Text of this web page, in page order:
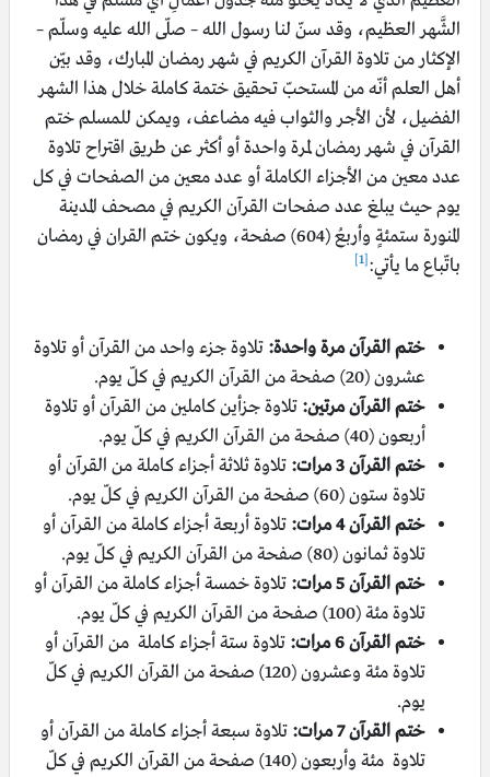
الشَّهر العظيم، وقد سنّ لنا رسول الله – صلّى الله عليه وسلّم –
الإكثار من تلاوة القرآن الكريم في شهر رمضان المبارك، وقد بيّن
أهل العلم أنّه من المستحبّ تحقيق ختمة كاملة خلال هذا الشهر
الفضيل، لأن الأجر والثواب فيه مضاعف، ويمكن للمسلم ختم
القرآن في شهر رمضان لمرة واحدة أو أكثر عن طريق اقتراح تلاوة
عدد معين من الأجزاء الكاملة أو عدد معين من الصفحات في كل
يوم حيث يبلغ عدد صفحات القرآن الكريم في مصحف المدينة
المنورة ستمئةٍ وأربعُ (604) صفحة، ويكون ختم القران في رمضان
باتّباع ما يأتي:[1]
ختم القرآن مرة واحدة: تلاوة جزء واحد من القرآن أو تلاوة
عشرون (20) صفحة من القرآن الكريم في كلّ يوم.
ختم القرآن مرتين: تلاوة جزأين كاملين من القرآن أو تلاوة
أربعون (40) صفحة من القرآن الكريم في كلّ يوم.
ختم القرآن 3 مرات:
تلاوة ثلاثة أجزاء كاملة من القرآن أو
تلاوة ستون (60) صفحة من القرآن الكريم في كلّ يوم.
ختم القرآن 4 مرات:
تلاوة أربعة أجزاء كاملة من القرآن أو
تلاوة ثمانون (80) صفحة من القرآن الكريم في كلّ يوم.
ختم القرآن 5 مرات:
تلاوة خمسة أجزاء كاملة من القرآن أو
تلاوة مئة (100) صفحة من القرآن الكريم في كلّ يوم.
ختم القرآن 6 مرات:
تلاوة ستة أجزاء كاملة من القرآن أو
تلاوة مئة وعشرون (120) صفحة من القرآن الكريم في كلّ
يوم.
ختم القرآن 7 مرات:
تلاوة سبعة أجزاء كاملة من القرآن أو
تلاوة مئة وأربعون (140) صفحة من القرآن الكريم في كلّ